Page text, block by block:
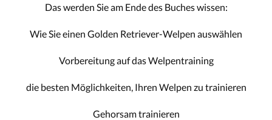
Das werden Sie am Ende des Buches wissen:
Wie Sie einen Golden Retriever-Welpen auswählen
Vorbereitung auf das Welpentraining
die besten Möglichkeiten, Ihren Welpen zu trainieren
Gehorsam trainieren